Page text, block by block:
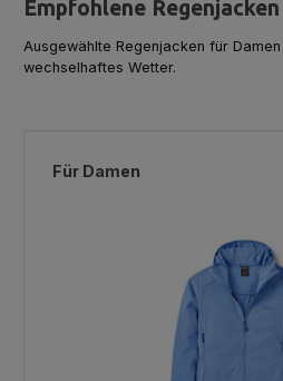
Empfohlene
Ausgewählte Regenjacken für
wechselhaftes Wetter.
Produktgalerie überspringen
Für Damen